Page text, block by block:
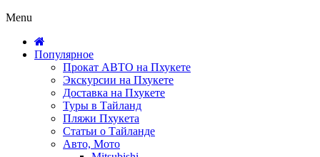
Menu
Популярное
Прокат АВТО на Пхукете
Экскурсии на Пхукете
Доставка на Пхукете
Туры в Тайланд
Пляжи Пхукета
Статьи о Тайланде
Авто, Мото